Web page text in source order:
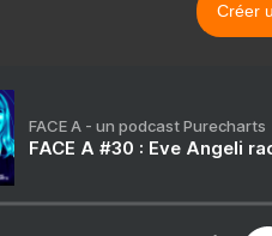
Créer
FACE A - un podcast Purecharts
FACE A #30 : Eve Angeli